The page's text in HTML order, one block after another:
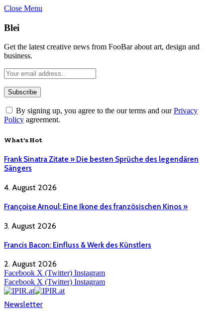
Close Menu
Blei
Get the latest creative news from FooBar about art, design and
business.
By signing up, you agree to the our terms and ourPrivacy
Policy agreement.
What's Hot
Frank Sinatra Zitate » Die besten Sprüche des legendären
Sängers
4. August 2026
Françoise Arnoul: Eine Ikone des französischen Kinos »
3. August 2026
Francis Bacon: Einfluss & Werk des Künstlers
2. August 2026
Facebook X (Twitter) Instagram
Facebook X (Twitter) Instagram
Newsletter